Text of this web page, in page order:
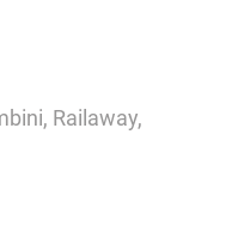
Railaway,